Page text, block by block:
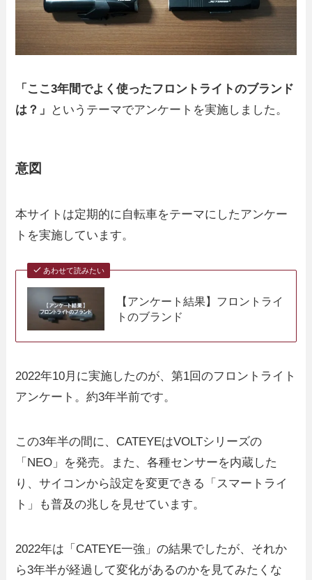
「ここ3年間でよく使ったフロントライトのブランド
は？」
というテーマでアンケートを実施しました。
意図
本サイトは定期的に自転車をテーマにしたアンケー
トを実施しています。
あわせて読みたい
【アンケート結果】フロントライ
トのブランド
2022年10月に実施したのが、第1回のフロントライト
アンケート。約3年半前です。
この3年半の間に、CATEYEはVOLTシリーズの
「NEO」を発売。また、各種センサーを内蔵した
り、サイコンから設定を変更できる「スマートライ
ト」も普及の兆しを見せています。
2022年は「CATEYE一強」の結果でしたが、それか
ら3年半が経過して変化があるのかを見てみたくな